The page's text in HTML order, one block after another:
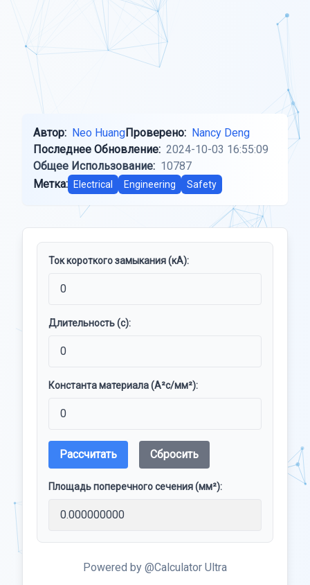
Автор: Neo HuangПроверено: Nancy Deng
Последнее Обновление: 2024-10-03 16:55:09
Общее Использование: 10787
Метка:
Electrical Engineering Safety
Ток короткого замыкания (кА):
Длительность (с):
Константа материала (A²с/мм²):
Рассчитать Сбросить
Площадь поперечного сечения (мм²):
Powered by @Calculator Ultra